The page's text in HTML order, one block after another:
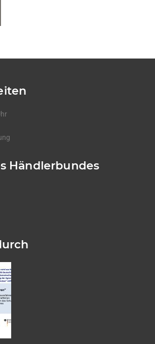
Händlerbundes